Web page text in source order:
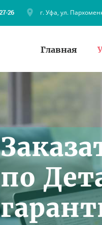
г. Уфа, ул.
Главная
по